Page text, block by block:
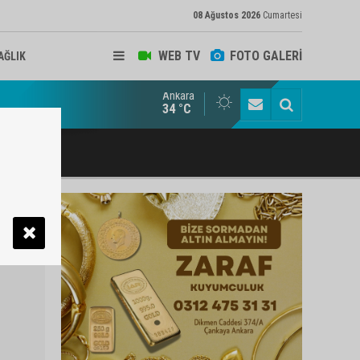
08 Ağustos 2026 Cumartesi
WEB TV FOTO GALERİ
ve Arabulucu Rüstem Yiğit Ahizer'e ziyaretçi akını
Ankara
34 °C